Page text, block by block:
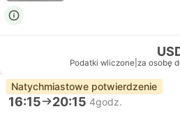
Podatki wliczone za osobę
Natychmiastowe potwierdzenie
16:15 20:15 4godz.